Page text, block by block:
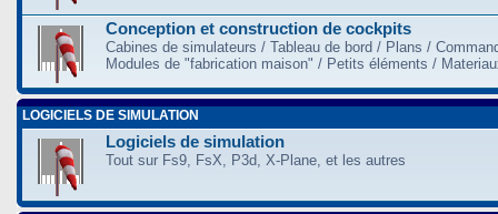
Conception et construction de cockpits
Cabines de simulateurs / Tableau de bord / Plans /
Modules de "fabrication maison" / Petits éléments /
LOGICIELS DE SIMULATION
Logiciels de simulation
Tout sur Fs9, FsX, P3d, X-Plane, et les autres